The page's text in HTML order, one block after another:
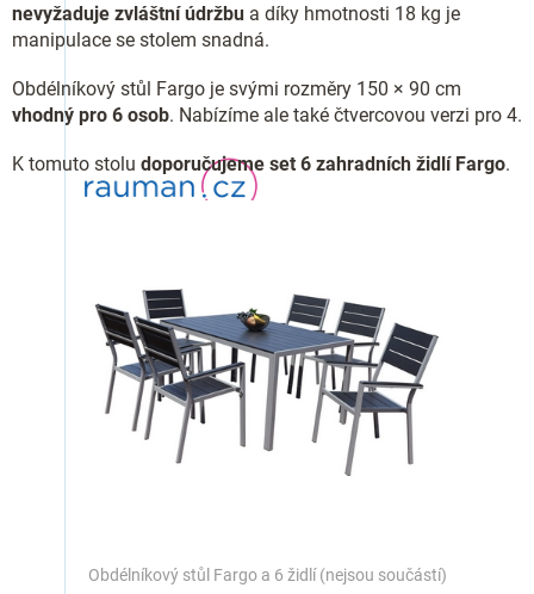
nevyžaduje zvláštní údržbu a díky hmotnosti 18 kg je
manipulace se stolem snadná.
Obdélníkový stůl Fargo je svými rozměry 150 × 90 cm
vhodný pro 6 osob. Nabízíme ale také čtvercovou verzi pro 4.
K tomuto stolu doporučujeme set 6 zahradních židlí Fargo.
Obdélníkový stůl Fargo a 6 židlí (nejsou součástí)